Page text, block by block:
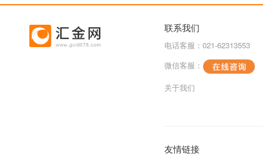
联系我们
电话客服：021-62313553
微信客服：
关于我们
友情链接